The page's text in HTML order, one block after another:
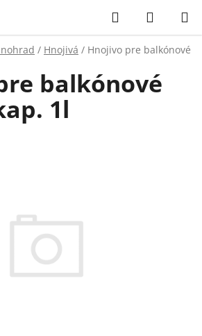
Hľadať
KOŠÍK
/ Hnojivá / Hnojivo pre balkónové
balkónové
1l